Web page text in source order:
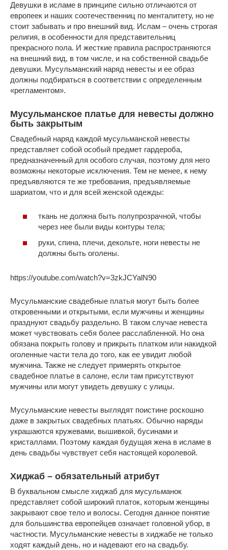
Девушки в исламе в принципе сильно отличаются от
европеек и наших соотечественниц по менталитету, но не
стоит забывать и про внешний вид. Ислам – очень строгая
религия, в особенности для представительниц
прекрасного пола. И жесткие правила распространяются
на внешний вид, в том числе, и на собственной свадьбе
девушки. Мусульманский наряд невесты и ее образ
должны подбираться в соответствии с определенным
«регламентом».
Мусульманское платье для невесты должно
быть закрытым
Свадебный наряд каждой мусульманской невесты
представляет собой особый предмет гардероба,
предназначенный для особого случая, поэтому для него
возможны некоторые исключения. Тем не менее, к нему
предъявляются те же требования, предъявляемые
шариатом, что и для всей женской одежды:
ткань не должна быть полупрозрачной, чтобы
через нее были виды контуры тела;
руки, спина, плечи, декольте, ноги невесты не
должны быть оголены.
https://youtube.com/watch?v=3zkJCYalN90
Мусульманские свадебные платья могут быть более
откровенными и открытыми, если мужчины и женщины
празднуют свадьбу раздельно. В таком случае невеста
может чувствовать себя более расслабленной. Но она
обязана покрыть голову и прикрыть платком или накидкой
оголенные части тела до того, как ее увидит любой
мужчина. Также не следует примерять открытое
свадебное платье в салоне, если там присутствуют
мужчины или могут увидеть девушку с улицы.
Мусульманские невесты выглядят поистине роскошно
даже в закрытых свадебных платьях. Обычно наряды
украшаются кружевами, вышивкой, бусинами и
кристаллами. Поэтому каждая будущая жена в исламе в
день свадьбы чувствует себя настоящей королевой.
Хиджаб – обязательный атрибут
В буквальном смысле хиджаб для мусульманок
представляет собой широкий платок, которым женщины
закрывают свое тело и волосы. Сегодня данное понятие
для большинства европейцев означает головной убор, в
частности. Мусульманские невесты в хиджабе не только
ходят каждый день, но и надевают его на свадьбу.